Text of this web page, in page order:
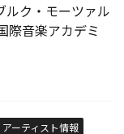
ルク・モーツァル
際音楽アカデミ
アーティスト情報